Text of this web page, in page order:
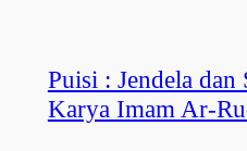
Puisi : Jendela dan
Karya Imam Ar-